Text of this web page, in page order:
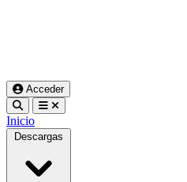
Acceder
Inicio
Descargas